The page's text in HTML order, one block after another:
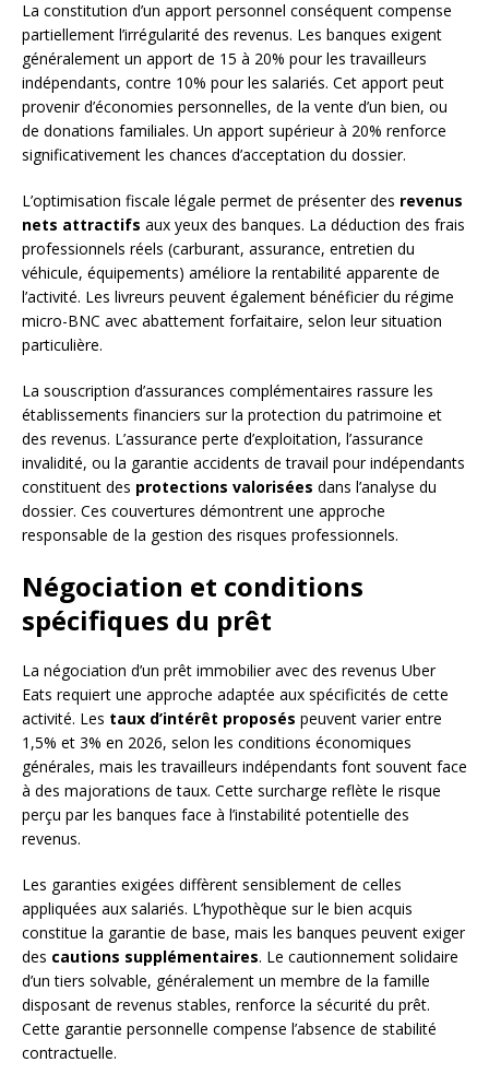
La constitution d’un apport personnel conséquent compense
partiellement l’irrégularité des revenus. Les banques exigent
généralement un apport de 15 à 20% pour les travailleurs
indépendants, contre 10% pour les salariés. Cet apport peut
provenir d’économies personnelles, de la vente d’un bien, ou
de donations familiales. Un apport supérieur à 20% renforce
significativement les chances d’acceptation du dossier.
L’optimisation fiscale légale permet de présenter des revenus
nets attractifs aux yeux des banques. La déduction des frais
professionnels réels (carburant, assurance, entretien du
véhicule, équipements) améliore la rentabilité apparente de
l’activité. Les livreurs peuvent également bénéficier du régime
micro-BNC avec abattement forfaitaire, selon leur situation
particulière.
La souscription d’assurances complémentaires rassure les
établissements financiers sur la protection du patrimoine et
des revenus. L’assurance perte d’exploitation, l’assurance
invalidité, ou la garantie accidents de travail pour indépendants
constituent des protections valorisées dans l’analyse du
dossier. Ces couvertures démontrent une approche
responsable de la gestion des risques professionnels.
Négociation et conditions
spécifiques du prêt
La négociation d’un prêt immobilier avec des revenus Uber
Eats requiert une approche adaptée aux spécificités de cette
activité. Les taux d’intérêt proposés peuvent varier entre
1,5% et 3% en 2026, selon les conditions économiques
générales, mais les travailleurs indépendants font souvent face
à des majorations de taux. Cette surcharge reflète le risque
perçu par les banques face à l’instabilité potentielle des
revenus.
Les garanties exigées diffèrent sensiblement de celles
appliquées aux salariés. L’hypothèque sur le bien acquis
constitue la garantie de base, mais les banques peuvent exiger
des cautions supplémentaires. Le cautionnement solidaire
d’un tiers solvable, généralement un membre de la famille
disposant de revenus stables, renforce la sécurité du prêt.
Cette garantie personnelle compense l’absence de stabilité
contractuelle.